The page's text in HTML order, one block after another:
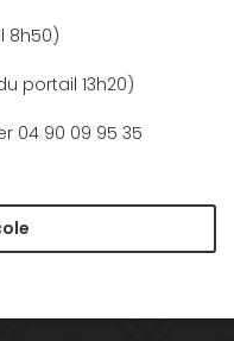
8h50)
portail 13h20)
04 90 09 95 35